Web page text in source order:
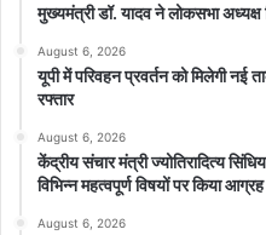
मुख्यमंत्री डॉ. यादव ने लोकसभा
August 6, 2026
यूपी में परिवहन प्रवर्तन को मिलेगी नई
रफ्तार
August 6, 2026
केंद्रीय संचार मंत्री ज्योतिरादित्य
विभिन्न महत्वपूर्ण विषयों पर किया आग्रह
August 6, 2026